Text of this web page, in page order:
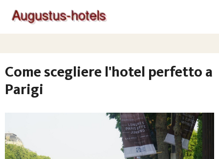
Come scegliere l'hotel perfetto a
Parigi